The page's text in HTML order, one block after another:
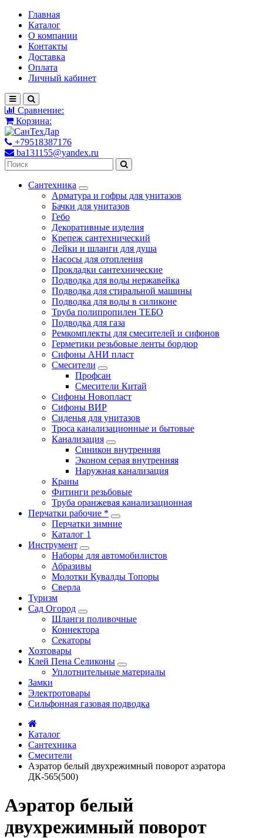
Главная
Каталог
О компании
Контакты
Доставка
Оплата
Личный кабинет
Сравнение:
Корзина:
+79518387176
ba131155@yandex.ru
Сантехника
Арматура и гофры для унитазов
Бачки для унитазов
Гебо
Декоративные изделия
Крепеж сантехнический
Лейки и шланги для душа
Насосы для отопления
Прокладки сантехнические
Подводка для воды нержавейка
Подводка для стиральной машины
Подводка для воды в силиконе
Труба полипропилен ТЕБО
Подводка для газа
Ремкомплекты для смесителей и сифонов
Герметики резьбовые ленты бордюр
Сифоны АНИ пласт
Смесители
Профсан
Смесители Китай
Сифоны Новопласт
Сифоны ВИР
Сиденья для унитазов
Троса канализационные и бытовые
Канализация
Синикон внутренняя
Эконом серая внутренняя
Наружная канализация
Краны
Фитинги резьбовые
Труба оранжевая канализационная
Перчатки рабочие *
Перчатки зимние
Каталог 1
Инструмент
Наборы для автомобилистов
Абразивы
Молотки Кувалды Топоры
Сверла
Туризм
Сад Огород
Шланги поливочные
Коннектора
Секаторы
Хозтовары
Клей Пена Селиконы
Уплотнительные материалы
Замки
Электротовары
Сильфонная газовая подводка
Каталог
Сантехника
Смесители
Аэратор белый двухрежимный поворот аэратора
ДК-565(500)
Аэратор белый
двухрежимный поворот